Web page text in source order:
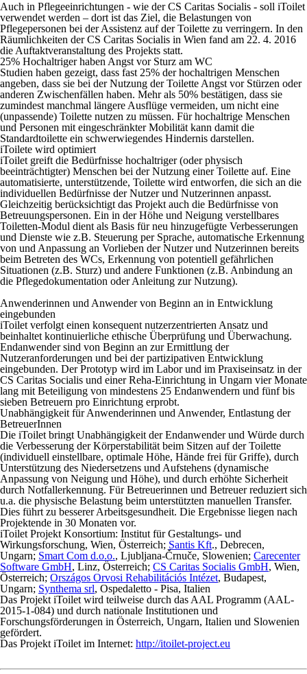
Auch in Pflegeeinrichtungen - wie der CS Caritas Socialis - soll iToilet
verwendet werden – dort ist das Ziel, die Belastungen von
Pflegepersonen bei der Assistenz auf der Toilette zu verringern. In den
Räumlichkeiten der CS Caritas Socialis in Wien fand am 22. 4. 2016
die Auftaktveranstaltung des Projekts statt.
25% Hochaltriger haben Angst vor Sturz am WC
Studien haben gezeigt, dass fast 25% der hochaltrigen Menschen
angeben, dass sie bei der Nutzung der Toilette Angst vor Stürzen oder
anderen Zwischenfällen haben. Mehr als 50% bestätigen, dass sie
zumindest manchmal längere Ausflüge vermeiden, um nicht eine
(unpassende) Toilette nutzen zu müssen. Für hochaltrige Menschen
und Personen mit eingeschränkter Mobilität kann damit die
Standardtoilette ein schwerwiegendes Hindernis darstellen.
iToilete wird optimiert
iToilet greift die Bedürfnisse hochaltriger (oder physisch
beeinträchtigter) Menschen bei der Nutzung einer Toilette auf. Eine
automatisierte, unterstützende, Toilette wird entworfen, die sich an die
individuellen Bedürfnisse der Nutzer und Nutzerinnen anpasst.
Gleichzeitig berücksichtigt das Projekt auch die Bedürfnisse von
Betreuungspersonen. Ein in der Höhe und Neigung verstellbares
Toiletten-Modul dient als Basis für neu hinzugefügte Verbesserungen
und Dienste wie z.B. Steuerung per Sprache, automatische Erkennung
von und Anpassung an Vorlieben der Nutzer und Nutzerinnen bereits
beim Betreten des WCs, Erkennung von potentiell gefährlichen
Situationen (z.B. Sturz) und andere Funktionen (z.B. Anbindung an
die Pflegedokumentation oder Anleitung zur Nutzung).
Anwenderinnen und Anwender von Beginn an in Entwicklung
eingebunden
iToilet verfolgt einen konsequent nutzerzentrierten Ansatz und
beinhaltet kontinuierliche ethische Überprüfung und Überwachung.
Endanwender sind von Beginn an zur Ermittlung der
Nutzeranforderungen und bei der partizipativen Entwicklung
eingebunden. Der Prototyp wird im Labor und im Praxiseinsatz in der
CS Caritas Socialis und einer Reha-Einrichtung in Ungarn vier Monate
lang mit Beteiligung von mindestens 25 Endanwendern und fünf bis
sieben Betreuern pro Einrichtung erprobt.
Unabhängigkeit für Anwenderinnen und Anwender, Entlastung der
BetreuerInnen
Die iToilet bringt Unabhängigkeit der Endanwender und Würde durch
die Verbesserung der Körperstabilität beim Sitzen auf der Toilette
(individuell einstellbare, optimale Höhe, Hände frei für Griffe), durch
Unterstützung des Niedersetzens und Aufstehens (dynamische
Anpassung von Neigung und Höhe), und durch erhöhte Sicherheit
durch Notfallerkennung. Für Betreuerinnen und Betreuer reduziert sich
u.a. die physische Belastung beim unterstützten manuellen Transfer.
Dies führt zu besserer Arbeitsgesundheit. Die Ergebnisse liegen nach
Projektende in 30 Monaten vor.
iToilet Projekt Konsortium: Institut für Gestaltungs- und
Wirkungsforschung, Wien, Österreich; Santis Kft., Debrecen,
Ungarn; Smart Com d.o.o., Ljubljana-Črnuče, Slowenien; Carecenter
Software GmbH, Linz, Österreich; CS Caritas Socialis GmbH, Wien,
Österreich; Országos Orvosi Rehabilitációs Intézet, Budapest,
Ungarn; Synthema srl, Ospedaletto - Pisa, Italien
Das Projekt iToilet wird teilweise durch das AAL Programm (AAL-
2015-1-084) und durch nationale Institutionen und
Forschungsförderungen in Österreich, Ungarn, Italien und Slowenien
gefördert.
Das Projekt iToilet im Internet: http://itoilet-project.eu